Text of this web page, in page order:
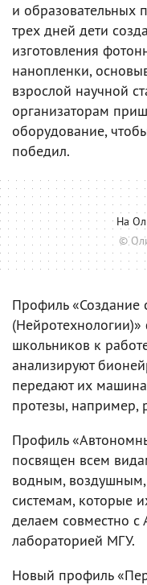
и образовательных
трех дней дети
изготовления
нанопленки,
взрослой научной
организаторам
оборудование,
победил.
На
©
Профиль «Создание
(Нейротехнологии)»
школьников к
анализируют
передают их
протезы, например,
Профиль
посвящен всем
водным, воздушным,
системам, которые
делаем совместно с
лабораторией МГУ.
Новый профиль